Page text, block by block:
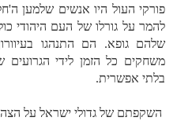
פורקי העול היו אנשים שלמען
להמר על גורלו של העם היהודי
שלהם גופא. הם התנהגו
משחקים כל הזמן לידי הגרועים
בלתי אפשרית.
השקפתם של גדולי ישראל על